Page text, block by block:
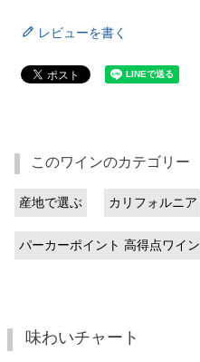
レビューを書く
このワインのカテゴリー
産地で選ぶ カリフォルニア
パーカーポイント 高得点ワイン
味わいチャート